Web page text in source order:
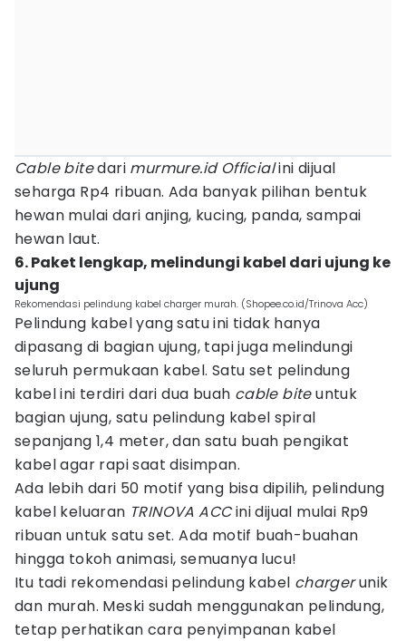
Cable bitedari murmure.id Officialini dijual
seharga Rp4 ribuan. Ada banyak pilihan bentuk
hewan mulai dari anjing, kucing, panda, sampai
hewan laut.
6. Paket lengkap, melindungi kabel dari ujung ke
ujung
Rekomendasi pelindung kabel charger murah. (Shopee.co.id/Trinova Acc)
Pelindung kabel yang satu ini tidak hanya
dipasang di bagian ujung, tapi juga melindungi
seluruh permukaan kabel. Satu set pelindung
kabel ini terdiri dari dua buah cable biteuntuk
bagian ujung, satu pelindung kabel spiral
sepanjang 1,4 meter, dan satu buah pengikat
kabel agar rapi saat disimpan.
Ada lebih dari 50 motif yang bisa dipilih, pelindung
kabel keluaran TRINOVA ACCini dijual mulai Rp9
ribuan untuk satu set. Ada motif buah-buahan
hingga tokoh animasi, semuanya lucu!
Itu tadi rekomendasi pelindung kabel chargerunik
dan murah. Meski sudah menggunakan pelindung,
tetap perhatikan cara penyimpanan kabel